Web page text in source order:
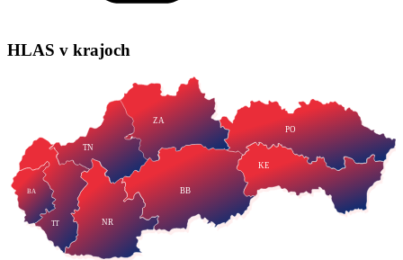
HLAS v krajoch
TT NR
TN
ZA
BB
PO
KE
BA